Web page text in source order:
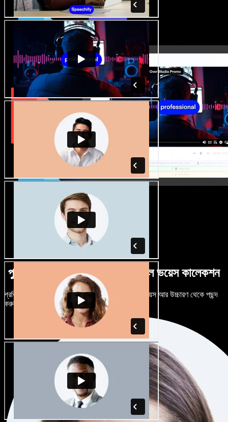
পুরুষ-নারী ভেদে নানান উচ্চারণে বিশাল ভয়েস কালেকশন
প্রতিটি প্রজেক্টকে আলাদা শোনাতে দিন। শত শত AI ভয়েস আর উচ্চারণ থেকে পছন্দ
করুন, নিজের মতো টিউন করুন।